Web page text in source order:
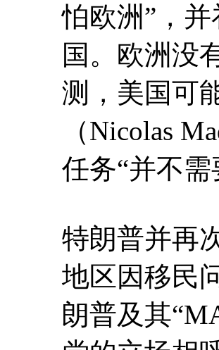
怕欧洲”，
国。欧洲没
测，美国可
（Nicolas
任务“并不需
特朗普并再
地区因移民
朗普及其